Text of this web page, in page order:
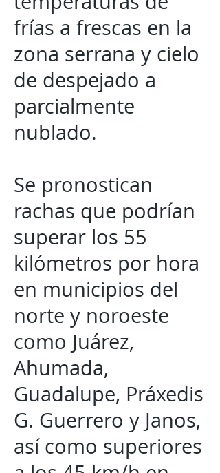
frías a frescas en la
zona serrana y cielo
de despejado a
parcialmente
nublado.
Se pronostican
rachas que podrían
superar los 55
kilómetros por hora
en municipios del
norte y noroeste
como Juárez,
Ahumada,
Guadalupe, Práxedis
G. Guerrero y Janos,
así como superiores